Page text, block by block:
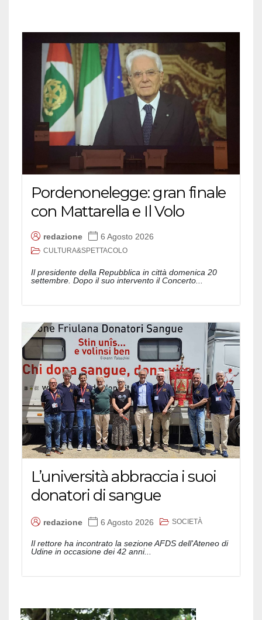
Pordenonelegge: gran finale
con Mattarella e Il Volo
redazione 6 Agosto 2026
CULTURA&SPETTACOLO
Il presidente della Repubblica in città domenica 20
settembre. Dopo il suo intervento il Concerto...
L’università abbraccia i suoi
donatori di sangue
redazione 6 Agosto 2026 SOCIETÀ
Il rettore ha incontrato la sezione AFDS dell'Ateneo di
Udine in occasione dei 42 anni...